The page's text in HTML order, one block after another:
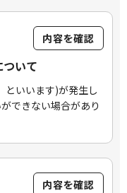
内容を確認
いて
といいます)が発生し
できない場合があり
内容を確認